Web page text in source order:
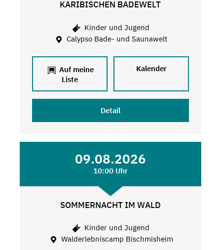
KARIBISCHEN BADEWELT
Kinder und Jugend
Calypso Bade- und Saunawelt
Auf meine
Liste
Kalender
Detail
09.08.2026
10:00 Uhr
SOMMERNACHT IM WALD
Kinder und Jugend
Walderlebniscamp Bischmisheim